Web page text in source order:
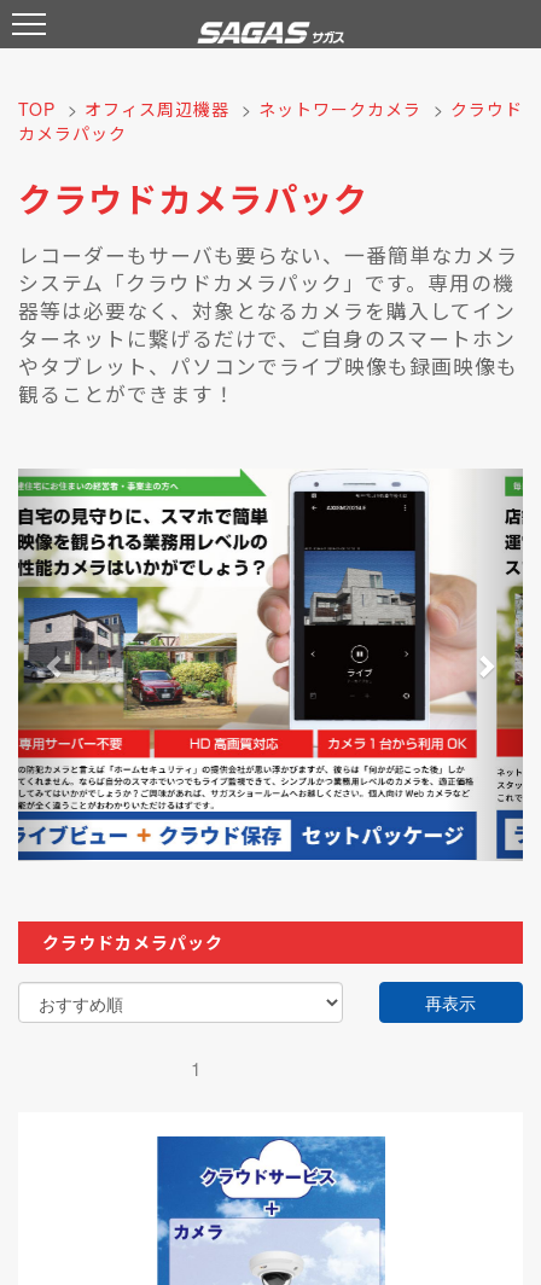
TOP > オフィス周辺機器 > ネットワークカメラ > クラウド
カメラパック
クラウドカメラパック
レコーダーもサーバも要らない、一番簡単なカメラ
システム「クラウドカメラパック」です。専用の機
器等は必要なく、対象となるカメラを購入してイン
ターネットに繋げるだけで、ご自身のスマートホン
やタブレット、パソコンでライブ映像も録画映像も
観ることができます！
P
r
e
v
i
o
u
s
クラウドカメラパック
再表示
1